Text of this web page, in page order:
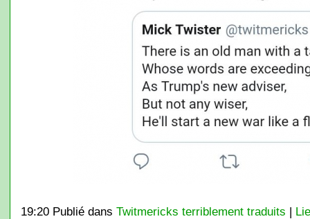
19:20 Publié dans Twitmericks terriblement traduits |